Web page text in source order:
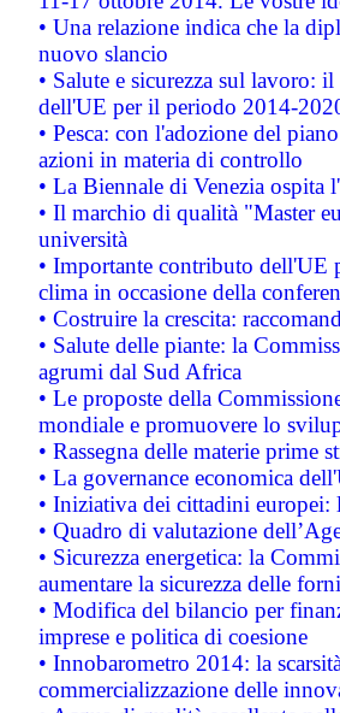
• Una relazione indica che la
nuovo slancio
• Salute e sicurezza sul lavoro:
dell'UE per il periodo 2014-
• Pesca: con l'adozione del
azioni in materia di controllo
• La Biennale di Venezia ospita
• Il marchio di qualità "Master
università
• Importante contributo dell'UE
clima in occasione della
• Costruire la crescita:
• Salute delle piante: la
agrumi dal Sud Africa
• Le proposte della
mondiale e promuovere lo
• Rassegna delle materie prime
• La governance economica
• Iniziativa dei cittadini
• Quadro di valutazione
• Sicurezza energetica: la
aumentare la sicurezza delle
• Modifica del bilancio per
imprese e politica di coesione
• Innobarometro 2014: la
commercializzazione delle